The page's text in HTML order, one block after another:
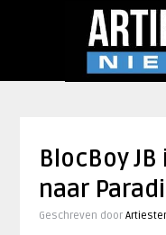
BlocBoy
naar
Geschreven door